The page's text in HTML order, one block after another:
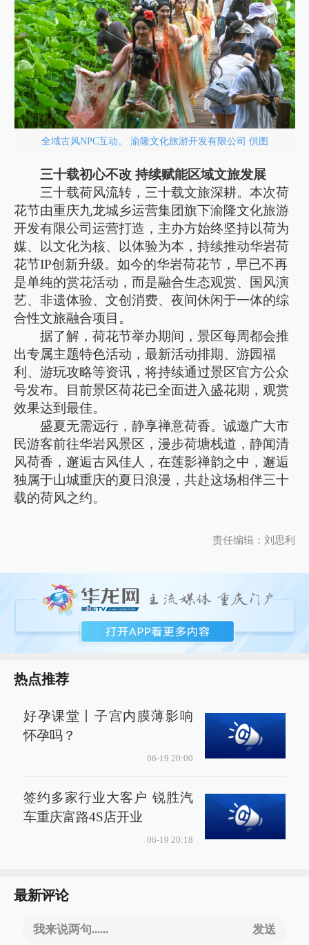
全域古风NPC互动。 渝隆文化旅游开发有限公司 供图
三十载初心不改 持续赋能区域文旅发展
三十载荷风流转，三十载文旅深耕。本次荷
花节由重庆九龙城乡运营集团旗下渝隆文化旅游
开发有限公司运营打造，主办方始终坚持以荷为
媒、以文化为核、以体验为本，持续推动华岩荷
花节IP创新升级。如今的华岩荷花节，早已不再
是单纯的赏花活动，而是融合生态观赏、国风演
艺、非遗体验、文创消费、夜间休闲于一体的综
合性文旅融合项目。
据了解，荷花节举办期间，景区每周都会推
出专属主题特色活动，最新活动排期、游园福
利、游玩攻略等资讯，将持续通过景区官方公众
号发布。目前景区荷花已全面进入盛花期，观赏
效果达到最佳。
盛夏无需远行，静享禅意荷香。诚邀广大市
民游客前往华岩风景区，漫步荷塘栈道，静闻清
风荷香，邂逅古风佳人，在莲影禅韵之中，邂逅
独属于山城重庆的夏日浪漫，共赴这场相伴三十
载的荷风之约。
责任编辑：刘思利
热点推荐
好孕课堂丨子宫内膜薄影响
怀孕吗？
06-19 20:00
签约多家行业大客户 锐胜汽
车重庆富路4S店开业
06-19 20:18
最新评论
我来说两句...... 发送